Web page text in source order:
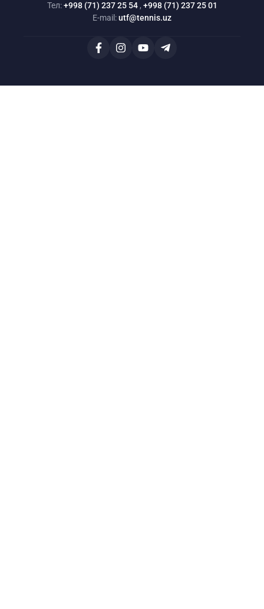
Тел:+998 (71) 237 25 54, +998 (71) 237 25 01
E-mail:utf@tennis.uz